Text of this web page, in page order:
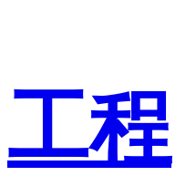
工程